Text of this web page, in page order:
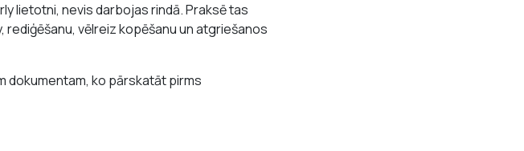
lietotni, nevis darbojas rindā. Praksē tas
vēlreiz kopēšanu un atgriešanos
dokumentam, ko pārskatāt pirms